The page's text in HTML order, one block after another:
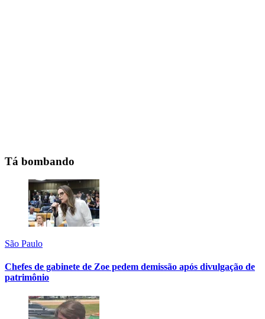
Tá bombando
São Paulo
Chefes de gabinete de Zoe pedem demissão após divulgação de
patrimônio